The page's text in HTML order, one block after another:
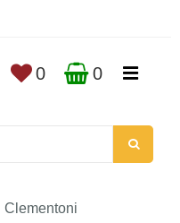
0 0
Clementoni